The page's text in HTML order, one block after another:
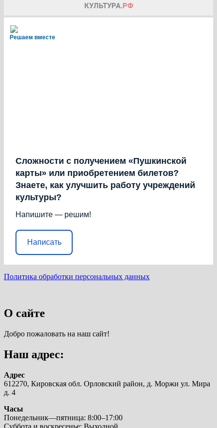
Решаем вместе
Сложности с получением «Пушкинской
карты» или приобретением билетов?
Знаете, как улучшить работу учреждений
культуры?
Напишите — решим!
Написать
Политика обработки персональных данных
О сайте
Добро пожаловать на наш сайт!
Наш адрес:
Адрес
612270, Кировская обл. Орловский район, д. Моржи ул. Мира
д. 4
Часы
Понедельник—пятница: 8:00–17:00